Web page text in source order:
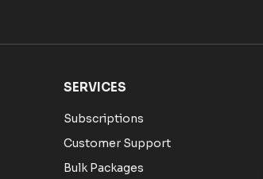
SERVICES
Subscriptions
Customer Support
Bulk Packages